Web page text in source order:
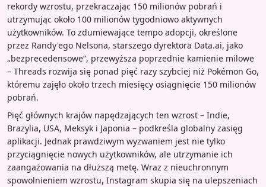
rekordy wzrostu, przekraczając 150 milionów pobrań i
utrzymując około 100 milionów tygodniowo aktywnych
użytkowników. To zdumiewające tempo adopcji, określone
przez Randy'ego Nelsona, starszego dyrektora Data.ai, jako
„bezprecedensowe”, przewyższa poprzednie kamienie milowe
– Threads rozwija się ponad pięć razy szybciej niż Pokémon Go,
któremu zajęło około trzech miesięcy osiągnięcie 150 milionów
pobrań.
Pięć głównych krajów napędzających ten wzrost – Indie,
Brazylia, USA, Meksyk i Japonia – podkreśla globalny zasięg
aplikacji. Jednak prawdziwym wyzwaniem jest nie tylko
przyciągnięcie nowych użytkowników, ale utrzymanie ich
zaangażowania na dłuższą metę. Wraz z nieuchronnym
spowolnieniem wzrostu, Instagram skupia się na ulepszeniach